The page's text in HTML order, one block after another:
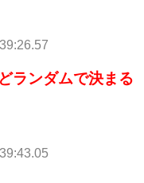
ランダムで決まる